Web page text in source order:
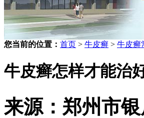
您当前的位置： 首页 > 牛皮癣 > 牛皮癣
牛皮癣怎样才能治
来源：郑州市